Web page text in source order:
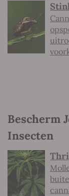
Bescherm
Insecten